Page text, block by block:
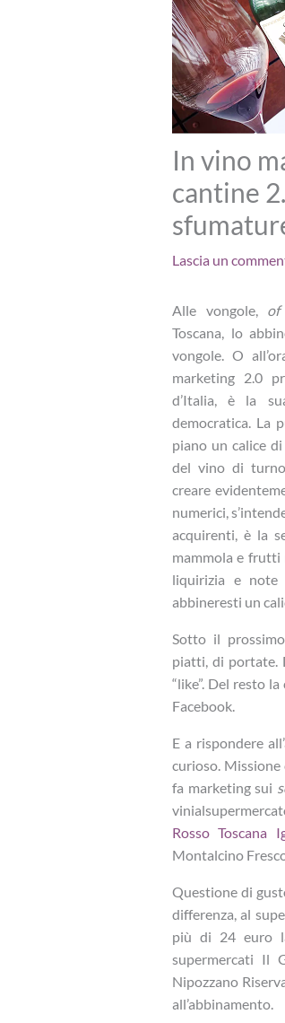
In vino
cantine
Lascia un
Alle vongole,of
Toscana, lo
vongole. O
marketing 2.0
d’Italia, è la
democratica. La
piano un calice
del vino di
creare
numerici,
acquirenti, è la
mammola e frutti
liquirizia e note
abbineresti un
Sotto il
piatti, di portate.
“like”. Del resto
Facebook.
E a rispondere
curioso. Missione
fa marketing sui
Rosso Toscana
Montalcino
Questione di
differenza, al
più di 24 euro
supermercati Il
Nipozzano
all’abbinamento.